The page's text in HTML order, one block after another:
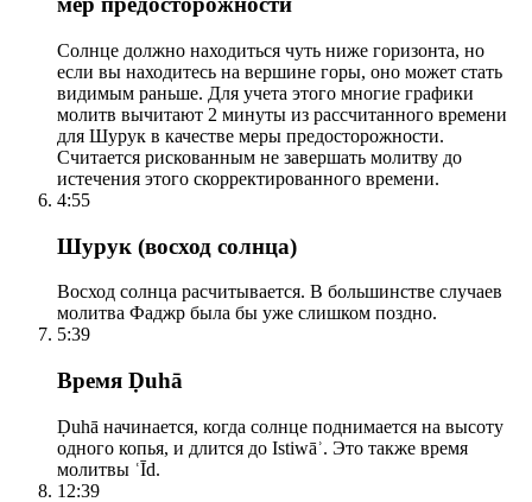
Солнце должно находиться чуть ниже горизонта, но
если вы находитесь на вершине горы, оно может стать
видимым раньше. Для учета этого многие графики
молитв вычитают 2 минуты из рассчитанного времени
для Шурук в качестве меры предосторожности.
Считается рискованным не завершать молитву до
истечения этого скорректированного времени.
4:55
Шурук (восход солнца)
Восход солнца расчитывается. В большинстве случаев
молитва Фаджр была бы уже слишком поздно.
5:39
Время Ḍuhā
Ḍuhā начинается, когда солнце поднимается на высоту
одного копья, и длится до Istiwāʾ. Это также время
молитвы ʿĪd.
12:39